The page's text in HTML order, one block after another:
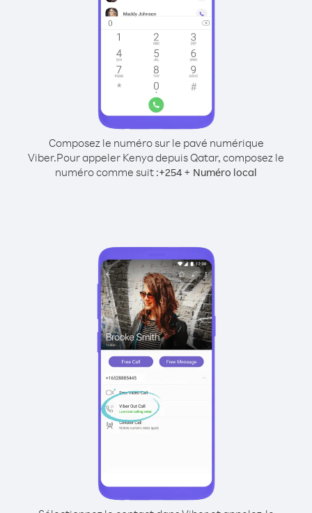
Composez le numéro sur le pavé numérique
Viber.Pour appeler Kenya depuis Qatar, composez le
numéro comme suit :+254 + Numéro local